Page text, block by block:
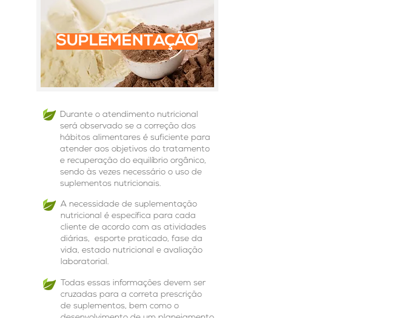
SUPLEMENTAÇÃO
Durante o atendimento nutricional
será observado se a correção dos
hábitos alimentares é suficiente para
atender aos objetivos do tratamento
e recuperação do equilíbrio orgânico,
sendo às vezes necessário o uso de
suplementos nutricionais.
Todas essas informações devem ser
cruzadas para a correta prescrição
de suplementos, bem como o
A necessidade de suplementação
nutricional é específica para cada
cliente de acordo com as atividades
diárias, esporte praticado, fase da
vida, estado nutricional e avaliação
laboratorial.